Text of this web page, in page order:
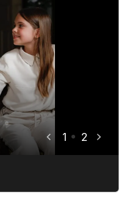
1 2